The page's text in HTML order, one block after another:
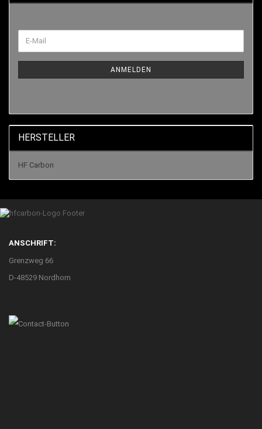
ANMELDEN
HERSTELLER
HF Carbon
ANSCHRIFT:
Grenzweg 66
D-48529 Nordhorn